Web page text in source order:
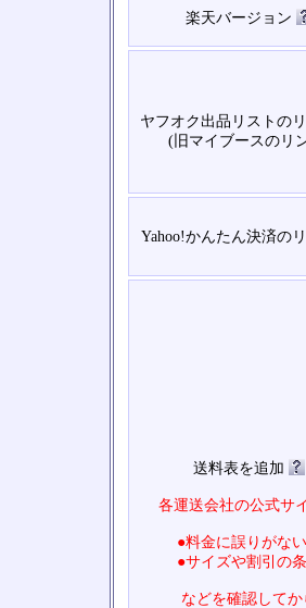
楽天バージョン
ヤフオク出品リストの
(旧マイブースのリ
Yahoo!かんたん決済の
送料表を追加
各運送会社の公式サ
●料金に誤りがな
●サイズや割引の
などを確認してか